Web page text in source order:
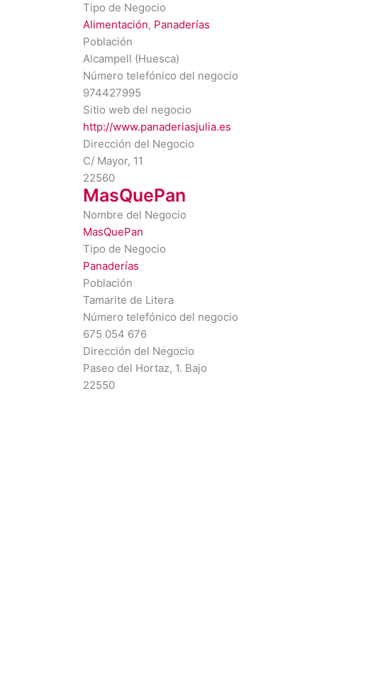
Tipo de Negocio
Alimentación, Panaderías
Población
Alcampell (Huesca)
Número telefónico del negocio
974427995
Sitio web del negocio
http://www.panaderiasjulia.es
Dirección del Negocio
C/ Mayor, 11
22560
MasQuePan
Nombre del Negocio
MasQuePan
Tipo de Negocio
Panaderías
Población
Tamarite de Litera
Número telefónico del negocio
675 054 676
Dirección del Negocio
Paseo del Hortaz, 1. Bajo
22550